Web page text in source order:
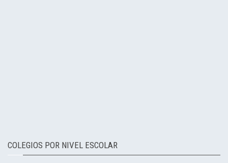
COLEGIOS POR NIVEL ESCOLAR